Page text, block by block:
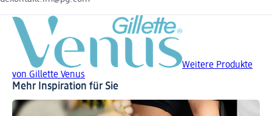
Weitere Produkte
von Gillette Venus
Mehr Inspiration für Sie